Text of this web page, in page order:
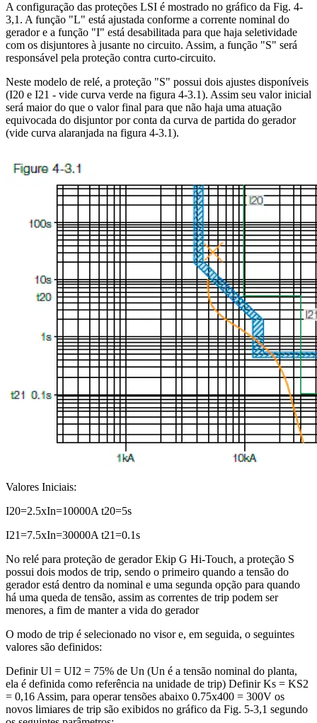
A configuração das proteções LSI é mostrado no gráfico da Fig. 4-
3,1. A função "L" está ajustada conforme a corrente nominal do
gerador e a função "I" está desabilitada para que haja seletividade
com os disjuntores à jusante no circuito. Assim, a função "S" será
responsável pela proteção contra curto-circuito.
Neste modelo de relé, a proteção "S" possui dois ajustes disponíveis
(I20 e I21 - vide curva verde na figura 4-3.1). Assim seu valor inicial
será maior do que o valor final para que não haja uma atuação
equivocada do disjuntor por conta da curva de partida do gerador
(vide curva alaranjada na figura 4-3.1).
Valores Iniciais:
I20=2.5xIn=10000A t20=5s
I21=7.5xIn=30000A t21=0.1s
No relé para proteção de gerador Ekip G Hi-Touch, a proteção S
possui dois modos de trip, sendo o primeiro quando a tensão do
gerador está dentro da nominal e uma segunda opção para quando
há uma queda de tensão, assim as correntes de trip podem ser
menores, a fim de manter a vida do gerador
O modo de trip é selecionado no visor e, em seguida, o seguintes
valores são definidos:
Definir Ul = UI2 = 75% de Un (Un é a tensão nominal do planta,
ela é definida como referência na unidade de trip) Definir Ks = KS2
= 0,16 Assim, para operar tensões abaixo 0.75x400 = 300V os
novos limiares de trip são exibidos no gráfico da Fig. 5-3,1 segundo